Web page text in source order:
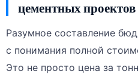
цементных проектов
Разумное составление
с понимания полной
Это не просто цена за